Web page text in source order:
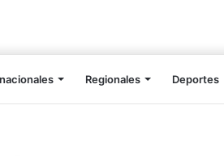
Regionales Deportes